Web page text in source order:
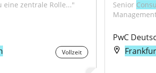
eine zentrale Rolle..."
Vollzeit
Senior
PwC